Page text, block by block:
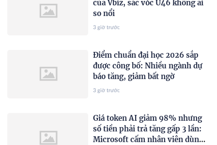
của Vbiz, sắc vóc U46 không ai
so nổi
3 giờ trước
Điểm chuẩn đại học 2026 sắp
được công bố: Nhiều ngành dự
báo tăng, giảm bất ngờ
3 giờ trước
Giá token AI giảm 98% nhưng
số tiền phải trả tăng gấp 3 lần:
Microsoft cấm nhân viên dùng